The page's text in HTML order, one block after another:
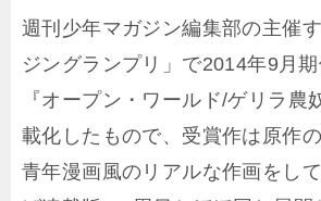
週刊少年マガジン編集部の主催
ジングランプリ」で2014年9月
『オープン・ワールド/ゲリラ農
載化したもので、受賞作は原作
青年漫画風のリアルな作画をし